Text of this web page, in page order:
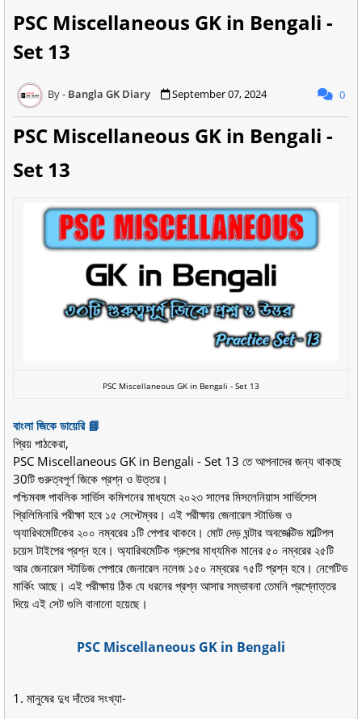
PSC Miscellaneous GK in Bengali -
Set 13
Bangla GK Diary September 07, 2024 0
PSC Miscellaneous GK in Bengali -
Set 13
PSC Miscellaneous GK in Bengali - Set 13
বাংলা জিকে ডায়েরি 📘
প্রিয় পাঠকেরা,
PSC Miscellaneous GK in Bengali - Set 13 তে আপনাদের জন্য থাকছে
30টি গুরুত্বপূর্ণ জিকে প্রশ্ন ও উত্তর।
পশ্চিমবঙ্গ পাবলিক সার্ভিস কমিশনের মাধ্যমে ২০২৩ সালের মিসলেনিয়াস সার্ভিসেস
প্রিলিমিনারি পরীক্ষা হবে ১৫ সেপ্টেম্বর। এই পরীক্ষায় জেনারেল স্টাডিজ ও
অ্যারিথমেটিকের ২০০ নম্বরের ১টি পেপার থাকবে। মোট দেড় ঘন্টার অবজেক্টিভ মাল্টিপল
চয়েস টাইপের প্রশ্ন হবে। অ্যারিথমেটিক গ্রুপের মাধ্যমিক মানের ৫০ নম্বরের ২৫টি
আর জেনারেল স্টাডিজ পেপারে জেনারেল নলেজ ১৫০ নম্বরের ৭৫টি প্রশ্ন হবে। নেগেটিভ
মার্কিং আছে। এই পরীক্ষায় ঠিক যে ধরনের প্রশ্ন আসার সম্ভাবনা তেমনি প্রশ্নোত্তর
দিয়ে এই সেট গুলি বানানো হয়েছে।
PSC Miscellaneous GK in Bengali
1. মানুষের দুধ দাঁতের সংখ্যা-